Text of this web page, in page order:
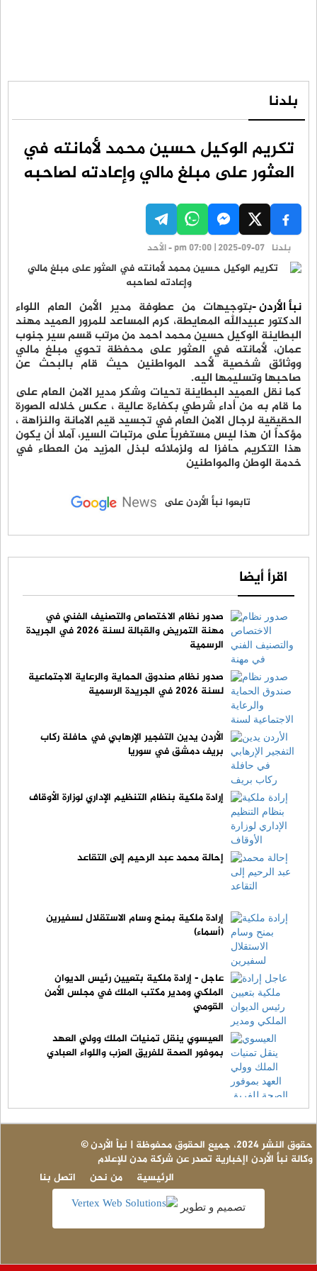
بلدنا
تكريم الوكيل حسين محمد لأمانته في
العثور على مبلغ مالي وإعادته لصاحبه
بلدنا pm 07:00 | 2025-09-07 - الأحد
نبأ الأردن -بتوجيهات من عطوفة مدير الأمن العام اللواء
الدكتور عبيدالله المعايطة، كرم المساعد للمرور العميد مهند
البطاينة الوكيل حسين محمد احمد من مرتب قسم سير جنوب
عمان، لأمانته في العثور على محفظة تحوي مبلغ مالي
ووثائق شخصية لأحد المواطنين حيث قام بالبحث عن
صاحبها وتسليمها اليه.
كما نقل العميد البطاينة تحيات وشكر مدير الامن العام على
ما قام به من أداء شرطي بكفاءة عالية ، عكس خلاله الصورة
الحقيقية لرجال الامن العام في تجسيد قيم الامانة والنزاهة ،
مؤكداً ان هذا ليس مستغرباً على مرتبات السير، آملا أن يكون
هذا التكريم حافزا له ولزملائه لبذل المزيد من العطاء في
خدمة الوطن والمواطنين
تابعوا نبأ الأردن على
اقرأ أيضا
صدور نظام الاختصاص والتصنيف الفني في
مهنة التمريض والقبالة لسنة 2026 في الجريدة
الرسمية
صدور نظام صندوق الحماية والرعاية الاجتماعية
لسنة 2026 في الجريدة الرسمية
الأردن يدين التفجير الإرهابي في حافلة ركاب
بريف دمشق في سوريا
إرادة ملكية بنظام التنظيم الإداري لوزارة الأوقاف
إحالة محمد عبد الرحيم إلى التقاعد
إرادة ملكية بمنح وسام الاستقلال لسفيرين
(أسماء)
عاجل - إرادة ملكية بتعيين رئيس الديوان
الملكي ومدير مكتب الملك في مجلس الأمن
القومي
العيسوي ينقل تمنيات الملك وولي العهد
بموفور الصحة للفريق العزب واللواء العبادي
© حقوق النشر 2024، جميع الحقوق محفوظة | نبأ الأردن
وكالة نبأ الأردن اإخبارية تصدر عن شركة مدن للإعلام
اتصل بنا
من نحن الرئيسية
تصميم و تطوير